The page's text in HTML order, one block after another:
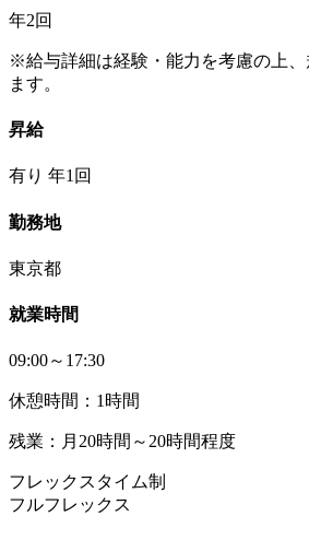
年2回
※給与詳細は経験・能力を考慮の上
ます。
昇給
有り 年1回
勤務地
東京都
就業時間
09:00～17:30
休憩時間：1時間
残業：月20時間～20時間程度
フレックスタイム制
フルフレックス